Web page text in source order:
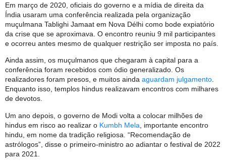
Em março de 2020, oficiais do governo e a mídia de direita da
Índia usaram uma conferência realizada pela organização
muçulmana Tablighi Jamaat em Nova Délhi como bode expiatório
da crise que se aproximava. O encontro reuniu 9 mil participantes
e ocorreu antes mesmo de qualquer restrição ser imposta no país.
Ainda assim, os muçulmanos que chegaram à capital para a
conferência foram recebidos com ódio generalizado. Os
realizadores foram presos, e muitos ainda aguardam julgamento.
Enquanto isso, templos hindus realizavam encontros com milhares
de devotos.
Um ano depois, o governo de Modi volta a colocar milhões de
hindus em risco ao realizar o Kumbh Mela , importante encontro
hindu, em nome da tradição religiosa. “Recomendação de
astrólogos”, disse o primeiro-ministro ao adiantar o festival de 2022
para 2021.